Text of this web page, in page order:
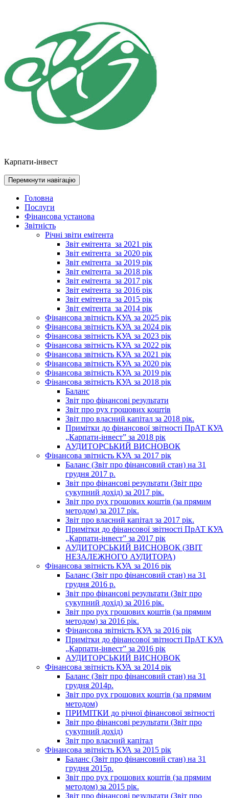
Карпати-інвест
Перемкнути навігацію
Головна
Послуги
Фінансова установа
Звітність
Річні звіти емітента
Звіт емітента_за 2021 рік
Звіт емітента_за 2020 рік
Звіт емітента_за 2019 рік
Звіт емітента_за 2018 рік
Звіт емітента_за 2017 рік
Звіт емітента_за 2016 рік
Звіт емітента_за 2015 рік
Звіт емітента_за 2014 рік
Фінансова звітність КУА за 2025 рік
Фінансова звітність КУА за 2024 рік
Фінансова звітність КУА за 2023 рік
Фінансова звітність КУА за 2022 рік
Фінансова звітність КУА за 2021 рік
Фінансова звітність КУА за 2020 рік
Фінансова звітність КУА за 2019 рік
Фінансова звітність КУА за 2018 рік
Баланс
Звіт про фінансові результати
Звіт про рух грошових коштів
Звіт про власний капітал за 2018 рік.
Примітки до фінансової звітності ПрАТ КУА
„Карпати-інвест” за 2018 рік
АУДИТОРСЬКИЙ ВИСНОВОК
Фінансова звітність КУА за 2017 рік
Баланс (Звіт про фінансовий стан) на 31
грудня 2017 р.
Звіт про фінансові результати (Звіт про
сукупний дохід) за 2017 рік.
Звіт про рух грошових коштів (за прямим
методом) за 2017 рік.
Звіт про власний капітал за 2017 рік.
Примітки до фінансової звітності ПрАТ КУА
„Карпати-інвест” за 2017 рік
АУДИТОРСЬКИЙ ВИСНОВОК (ЗВІТ
НЕЗАЛЕЖНОГО АУДИТОРА)
Фінансова звітність КУА за 2016 рік
Баланс (Звіт про фінансовий стан) на 31
грудня 2016 р.
Звіт про фінансові результати (Звіт про
сукупний дохід) за 2016 рік.
Звіт про рух грошових коштів (за прямим
методом) за 2016 рік.
Фінансова звітність КУА за 2016 рік
Примітки до фінансової звітності ПрАТ КУА
„Карпати-інвест” за 2016 рік
АУДИТОРСЬКИЙ ВИСНОВОК
Фінансова звітність КУА за 2014 рік
Баланс (Звіт про фінансовий стан) на 31
грудня 2014р.
Звіт про рух грошових коштів (за прямим
методом)
ПРИМІТКИ до річної фінансової звітності
Звіт про фінансові результати (Звіт про
сукупний дохід)
Звіт про власний капітал
Фінансова звітність КУА за 2015 рік
Баланс (Звіт про фінансовий стан) на 31
грудня 2015р.
Звіт про рух грошових коштів (за прямим
методом) за 2015 рік.
Звіт про фінансові результати (Звіт про